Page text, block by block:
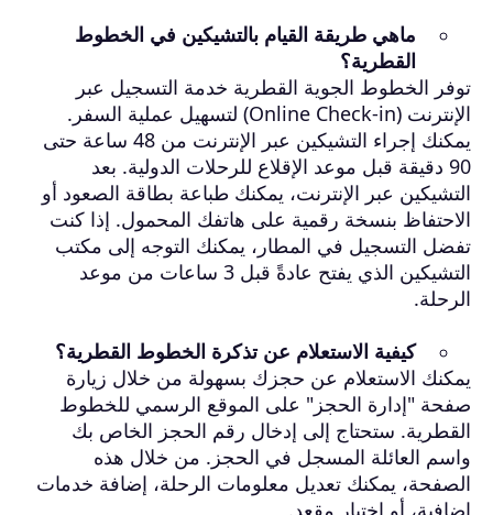
ماهي طريقة القيام بالتشيكين في الخطوط
القطرية؟
توفر الخطوط الجوية القطرية خدمة التسجيل عبر
الإنترنت (Online Check-in) لتسهيل عملية السفر.
يمكنك إجراء التشيكين عبر الإنترنت من 48 ساعة حتى
90 دقيقة قبل موعد الإقلاع للرحلات الدولية. بعد
التشيكين عبر الإنترنت، يمكنك طباعة بطاقة الصعود أو
الاحتفاظ بنسخة رقمية على هاتفك المحمول. إذا كنت
تفضل التسجيل في المطار، يمكنك التوجه إلى مكتب
التشيكين الذي يفتح عادةً قبل 3 ساعات من موعد
الرحلة.
كيفية الاستعلام عن تذكرة الخطوط القطرية؟
يمكنك الاستعلام عن حجزك بسهولة من خلال زيارة
صفحة "إدارة الحجز" على الموقع الرسمي للخطوط
القطرية. ستحتاج إلى إدخال رقم الحجز الخاص بك
واسم العائلة المسجل في الحجز. من خلال هذه
الصفحة، يمكنك تعديل معلومات الرحلة، إضافة خدمات
إضافية، أو اختيار مقعد.